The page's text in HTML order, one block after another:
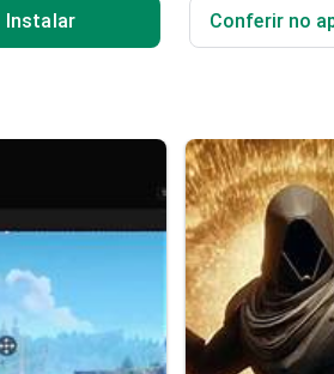
Instalar Conferir no